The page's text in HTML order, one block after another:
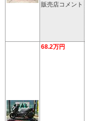
販売店コメント
68.2万円